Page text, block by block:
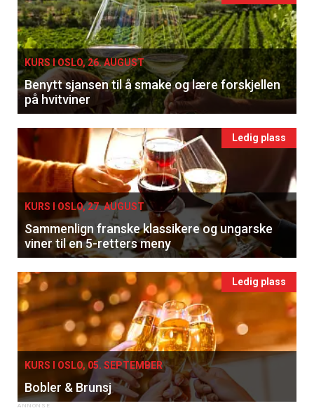
KURS I OSLO, 26. AUGUST
Benytt sjansen til å smake og lære forskjellen
på hvitviner
Ledig plass
KURS I OSLO, 27. AUGUST
Sammenlign franske klassikere og ungarske
viner til en 5-retters meny
Ledig plass
KURS I OSLO, 05. SEPTEMBER
Bobler & Brunsj